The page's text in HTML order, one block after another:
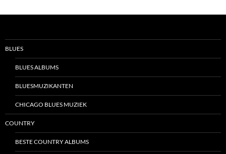
BLUES
BLUES ALBUMS
BLUESMUZIKANTEN
CHICAGO BLUES MUZIEK
COUNTRY
BESTE COUNTRY ALBUMS